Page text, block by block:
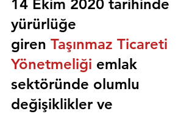
14 Ekim 2020 tarihinde
yürürlüğe
giren Taşınmaz Ticareti
Yönetmeliği emlak
sektöründe olumlu
değişiklikler ve